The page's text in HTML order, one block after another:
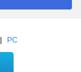
| PC